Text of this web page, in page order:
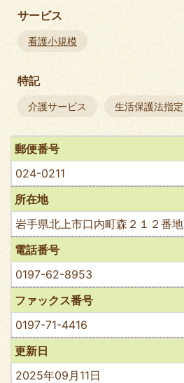
サービス
看護小規模
特記
介護サービス 生活保護法指定
郵便番号
024-0211
所在地
岩手県北上市口内町森２１２番地
電話番号
0197-62-8953
ファックス番号
0197-71-4416
更新日
2025年09月11日